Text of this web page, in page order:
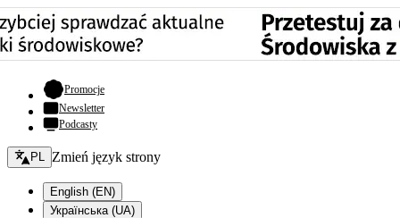
Promocje- otwiera się w nowej karcie
Newsletter
Podcasty
Zmień język - bieżący:
PL Zmień język strony
English (EN)
Українська (UA)